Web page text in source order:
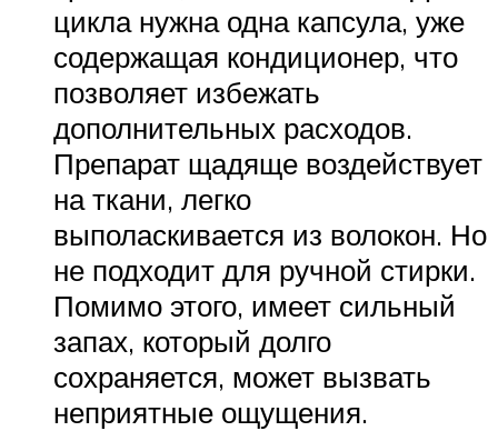
цикла нужна одна капсула, уже
содержащая кондиционер, что
позволяет избежать
дополнительных расходов.
Препарат щадяще воздействует
на ткани, легко
выполаскивается из волокон. Но
не подходит для ручной стирки.
Помимо этого, имеет сильный
запах, который долго
сохраняется, может вызвать
неприятные ощущения.